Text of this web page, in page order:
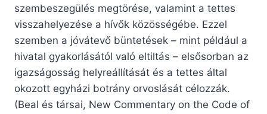
szembeszegülés megtörése, valamint a tettes
visszahelyezése a hívők közösségébe. Ezzel
szemben a jóvátevő büntetések – mint például a
hivatal gyakorlásától való eltiltás – elsősorban az
igazságosság helyreállítását és a tettes által
okozott egyházi botrány orvoslását célozzák.
(Beal és társai, New Commentary on the Code of